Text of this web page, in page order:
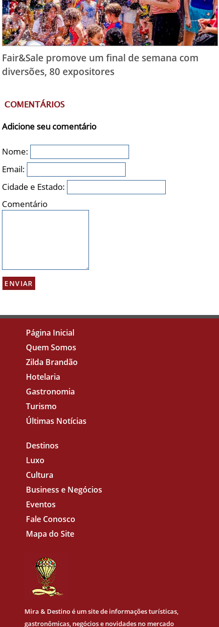
Fair&Sale promove um final de semana com
diversões, 80 expositores
COMENTÁRIOS
Adicione seu comentário
Nome:
Email:
Cidade e Estado:
Comentário
Página Inicial
Quem Somos
Zilda Brandão
Hotelaria
Gastronomia
Turismo
Últimas Notícias
Destinos
Luxo
Cultura
Business e Negócios
Eventos
Fale Conosco
Mapa do Site
Mira & Destinoé um site de informações turísticas,
gastronômicas, negócios e novidades no mercado